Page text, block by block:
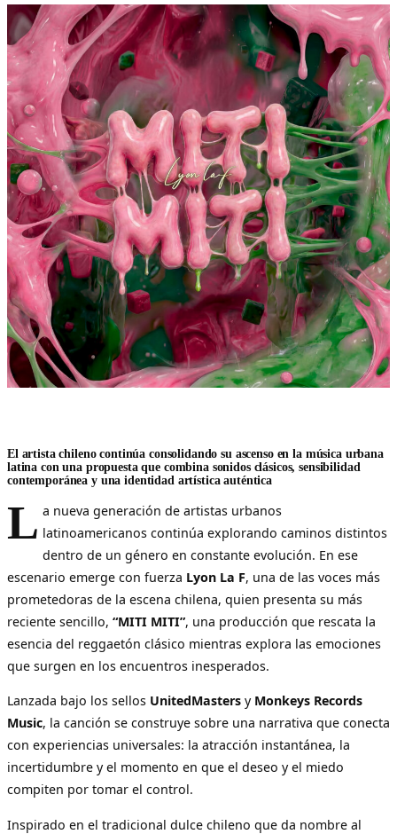
El artista chileno continúa consolidando su ascenso en la música urbana
latina con una propuesta que combina sonidos clásicos, sensibilidad
contemporánea y una identidad artística auténtica
L a nueva generación de artistas urbanos
latinoamericanos continúa explorando caminos distintos
dentro de un género en constante evolución. En ese
escenario emerge con fuerza Lyon La F, una de las voces más
prometedoras de la escena chilena, quien presenta su más
reciente sencillo, “MITI MITI”, una producción que rescata la
esencia del reggaetón clásico mientras explora las emociones
que surgen en los encuentros inesperados.
Lanzada bajo los sellos UnitedMasters y Monkeys Records
Music, la canción se construye sobre una narrativa que conecta
con experiencias universales: la atracción instantánea, la
incertidumbre y el momento en que el deseo y el miedo
compiten por tomar el control.
Inspirado en el tradicional dulce chileno que da nombre al